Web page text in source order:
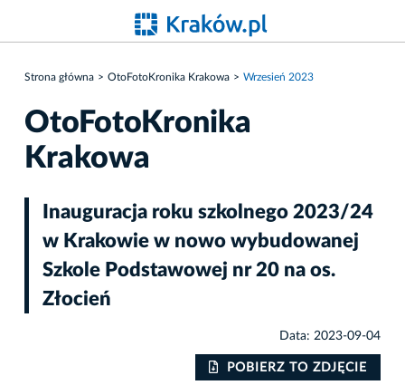
Strona główna OtoFotoKronika Krakowa Wrzesień 2023
OtoFotoKronika
Krakowa
Inauguracja roku szkolnego 2023/24
w Krakowie w nowo wybudowanej
Szkole Podstawowej nr 20 na os.
Złocień
Data: 2023-09-04
POBIERZ TO ZDJĘCIE